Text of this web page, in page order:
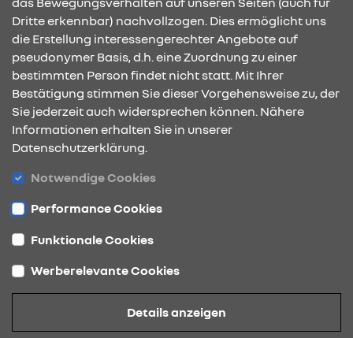
09:00 - 13:00 Uhr
KONTAKT & ANFAHRT
ÖFFNUNGSZEITEN
STANDORTE
Datenschutz
Dritte erkennbar) nachvollzogen. Dies ermöglicht uns
die Erstellung interessengerechter Angebote auf
pseudonymer Basis, d.h. eine Zuordnung zu einer
bestimmten Person findet nicht statt. Mit Ihrer
Bestätigung stimmen Sie dieser Vorgehensweise zu, der
Sie jederzeit auch widersprechen können. Nähere
Informationen erhalten Sie in unserer
Datenschutzerklärung.
Notwendige Cookies
Performance Cookies
Funktionale Cookies
Werberelevante Cookies
Details anzeigen